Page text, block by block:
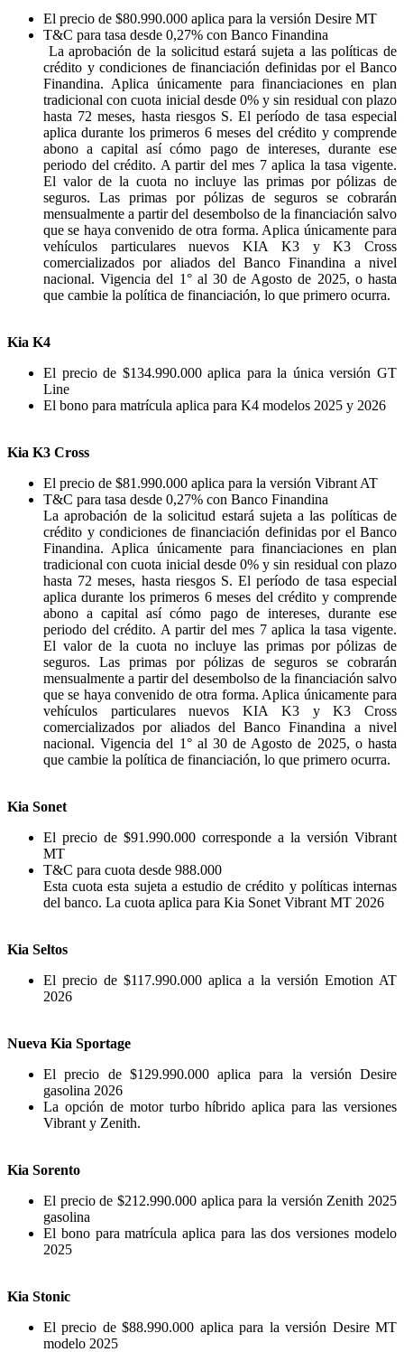
El precio de $80.990.000 aplica para la versión Desire MT
T&C para tasa desde 0,27% con Banco Finandina
La aprobación de la solicitud estará sujeta a las políticas de
crédito y condiciones de financiación definidas por el Banco
Finandina. Aplica únicamente para financiaciones en plan
tradicional con cuota inicial desde 0% y sin residual con plazo
hasta 72 meses, hasta riesgos S. El período de tasa especial
aplica durante los primeros 6 meses del crédito y comprende
abono a capital así cómo pago de intereses, durante ese
periodo del crédito. A partir del mes 7 aplica la tasa vigente.
El valor de la cuota no incluye las primas por pólizas de
seguros. Las primas por pólizas de seguros se cobrarán
mensualmente a partir del desembolso de la financiación salvo
que se haya convenido de otra forma. Aplica únicamente para
vehículos particulares nuevos KIA K3 y K3 Cross
comercializados por aliados del Banco Finandina a nivel
nacional. Vigencia del 1° al 30 de Agosto de 2025, o hasta
que cambie la política de financiación, lo que primero ocurra.
Kia K4
El precio de $134.990.000 aplica para la única versión GT
Line
El bono para matrícula aplica para K4 modelos 2025 y 2026
Kia K3 Cross
El precio de $81.990.000 aplica para la versión Vibrant AT
T&C para tasa desde 0,27% con Banco Finandina
La aprobación de la solicitud estará sujeta a las políticas de
crédito y condiciones de financiación definidas por el Banco
Finandina. Aplica únicamente para financiaciones en plan
tradicional con cuota inicial desde 0% y sin residual con plazo
hasta 72 meses, hasta riesgos S. El período de tasa especial
aplica durante los primeros 6 meses del crédito y comprende
abono a capital así cómo pago de intereses, durante ese
periodo del crédito. A partir del mes 7 aplica la tasa vigente.
El valor de la cuota no incluye las primas por pólizas de
seguros. Las primas por pólizas de seguros se cobrarán
mensualmente a partir del desembolso de la financiación salvo
que se haya convenido de otra forma. Aplica únicamente para
vehículos particulares nuevos KIA K3 y K3 Cross
comercializados por aliados del Banco Finandina a nivel
nacional. Vigencia del 1° al 30 de Agosto de 2025, o hasta
que cambie la política de financiación, lo que primero ocurra.
Kia Sonet
El precio de $91.990.000 corresponde a la versión Vibrant
MT
T&C para cuota desde 988.000
Esta cuota esta sujeta a estudio de crédito y políticas internas
del banco. La cuota aplica para Kia Sonet Vibrant MT 2026
Kia Seltos
El precio de $117.990.000 aplica a la versión Emotion AT
2026
Nueva Kia Sportage
El precio de $129.990.000 aplica para la versión Desire
gasolina 2026
La opción de motor turbo híbrido aplica para las versiones
Vibrant y Zenith.​
Kia Sorento
El precio de $212.990.000 aplica para la versión Zenith 2025
gasolina
El bono para matrícula aplica para las dos versiones modelo
2025
Kia Stonic
El precio de $88.990.000 aplica para la versión Desire MT
modelo 2025